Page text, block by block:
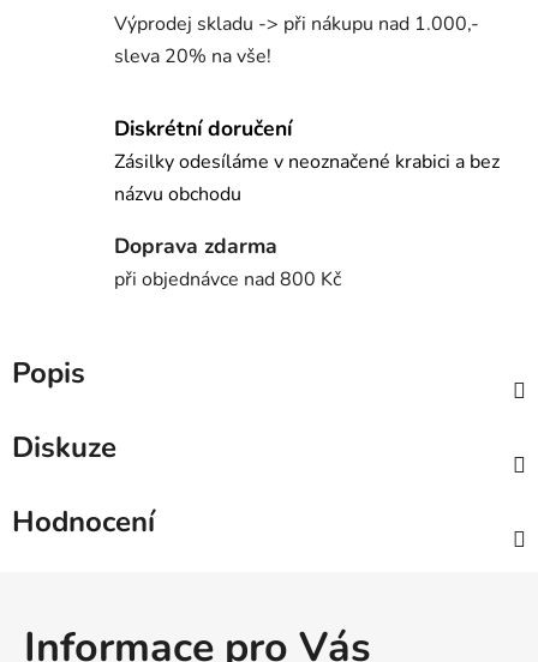
Výprodej skladu -> při nákupu nad 1.000,-
sleva 20% na vše!
Diskrétní doručení
Zásilky odesíláme v neoznačené krabici a bez
názvu obchodu
Doprava zdarma
při objednávce nad 800 Kč
Popis
Diskuze
Hodnocení
Informace pro Vás